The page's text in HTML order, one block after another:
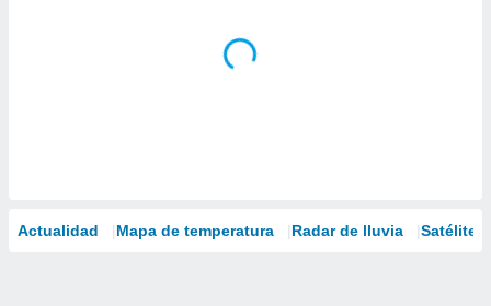
Actualidad Mapa de temperatura Radar de lluvia Satélites